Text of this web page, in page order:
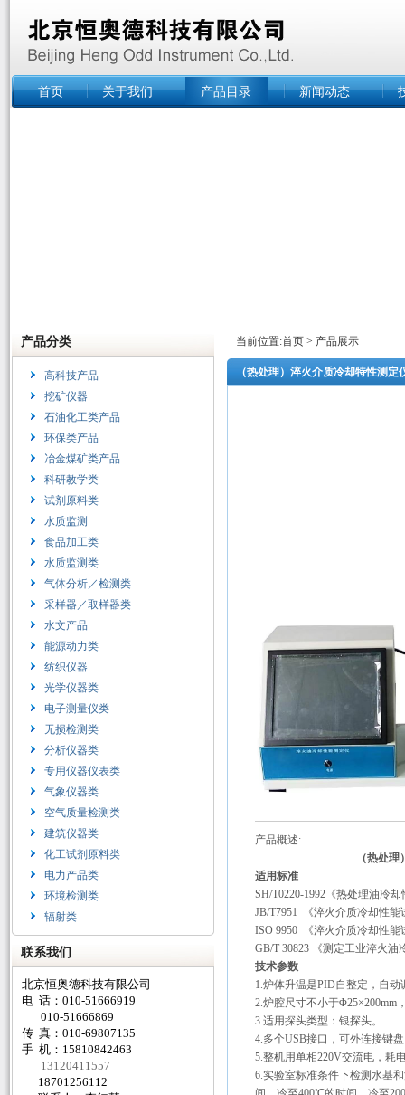
首页 关于我们 产品目录 新闻动态
产品分类
高科技产品
挖矿仪器
石油化工类产品
环保类产品
冶金煤矿类产品
科研教学类
试剂原料类
水质监测
食品加工类
水质监测类
气体分析／检测类
采样器／取样器类
水文产品
能源动力类
纺织仪器
光学仪器类
电子测量仪类
无损检测类
分析仪器类
专用仪器仪表类
气象仪器类
空气质量检测类
建筑仪器类
化工试剂原料类
电力产品类
环境检测类
辐射类
联系我们
北京恒奥德科技有限公司
电 话：010-51666919
010-51666869
传 真：010-69807135
手 机：15810842463
13120411557
18701256112
当前位置:首页 > 产品展示
（热处理）淬火介质冷却特性测
产品概述:
（热处
适用标准
SH/T0220-1992《热处理油冷
JB/T7951 《淬火介质冷却性能
ISO 9950 《淬火介质冷却性能
GB/T 30823 《测定工业淬火
技术参数
1.炉体升温是PID自整定，自
2.炉腔尺寸不小于Φ25×200mm
3.适用探头类型：银探头。
4.多个USB接口，可外连接键
5.整机用单相220V交流电，耗
6.实验室标准条件下检测水基